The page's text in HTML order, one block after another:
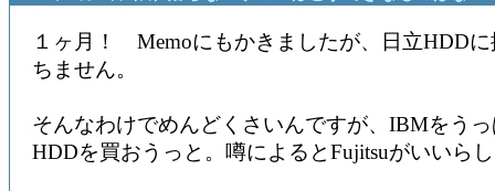
１ヶ月！ Memoにもかきましたが、日立HDD
ちません。
そんなわけでめんどくさいんですが、IBMをう
HDDを買おうっと。噂によるとFujitsuがいいら